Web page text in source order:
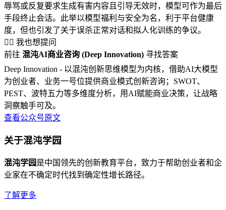
辱骂或反复要求生成有害内容且引导无效时，模型可作为最后
手段终止会话。此举以模型福利与安全为名，利于平台健康
度，但也引发了关于误杀正常对话和拟人化训练的争议。
🙋‍♂️ 我也想提问
前往 混沌AI商业咨询 (Deep Innovation) 寻找答案
Deep Innovation - 以混沌创新思维模型为内核，借助AI大模型
为创业者、业务一号位提供商业模式创新咨询；SWOT、
PEST、波特五力等多维度分析，用AI赋能商业决策，让战略
洞察触手可及。
查看公众号原文
关于混沌学园
混沌学园是中国领先的创新教育平台，致力于帮助创业者和企
业家在不确定时代找到确定性增长路径。
了解更多